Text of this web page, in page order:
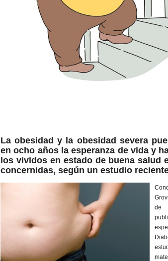
La obesidad y la obesidad severa
en ocho años la esperanza de vida y
los vividos en estado de buena salud
concernidas, según un estudio
de